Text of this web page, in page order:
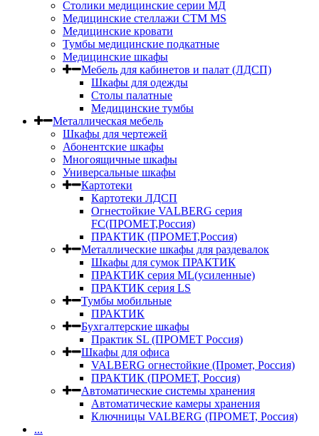
Столики медицинские серии МД
Медицинские стеллажи СТМ MS
Медицинские кровати
Тумбы медицинские подкатные
Медицинские шкафы
Мебель для кабинетов и палат (ЛДСП)
Шкафы для одежды
Столы палатные
Медицинские тумбы
Металлическая мебель
Шкафы для чертежей
Абонентские шкафы
Многоящичные шкафы
Универсальные шкафы
Картотеки
Картотеки ЛДСП
Огнестойкие VALBERG серия
FC(ПРОМЕТ,Россия)
ПРАКТИК (ПРОМЕТ,Россия)
Металлические шкафы для раздевалок
Шкафы для сумок ПРАКТИК
ПРАКТИК серия ML(усиленные)
ПРАКТИК серия LS
Тумбы мобильные
ПРАКТИК
Бухгалтерские шкафы
Практик SL (ПРОМЕТ Россия)
Шкафы для офиса
VALBERG огнестойкие (Промет, Россия)
ПРАКТИК (ПРОМЕТ, Россия)
Автоматические системы хранения
Автоматические камеры хранения
Ключницы VALBERG (ПРОМЕТ, Россия)
...